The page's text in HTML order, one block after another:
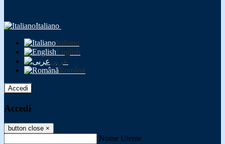
Italiano
Italiano
English
عربى
Română
Accedi
Accedi
button close ×
Nome Utente